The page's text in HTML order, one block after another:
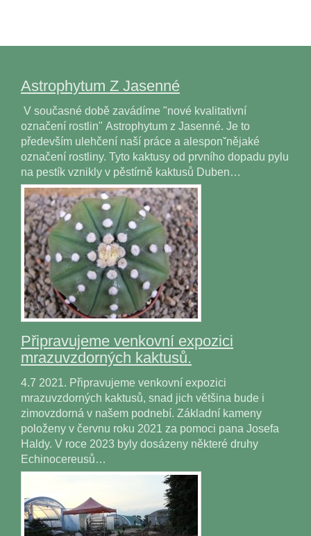
Astrophytum Z Jasenné
V současné době zavádíme "nové kvalitativní
označení rostlin" Astrophytum z Jasenné. Je to
především ulehčení naší práce a alesponˇnějaké
označení rostliny. Tyto kaktusy od prvního dopadu pylu
na pestík vznikly v pěstírně kaktusů Duben…
Připravujeme venkovní expozici
mrazuvzdorných kaktusů.
4.7 2021. Připravujeme venkovní expozici
mrazuvzdorných kaktusů, snad jich většina bude i
zimovzdorná v našem podnebí. Základní kameny
položeny v červnu roku 2021 za pomoci pana Josefa
Haldy. V roce 2023 byly dosázeny některé druhy
Echinocereusů…